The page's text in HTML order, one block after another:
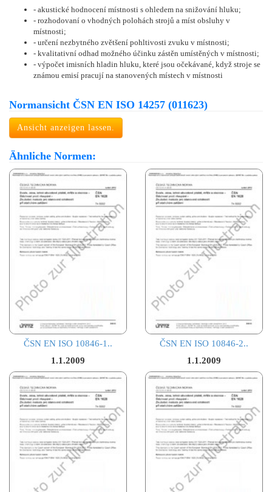
- akustické hodnocení místnosti s ohledem na snižování hluku;
- rozhodovaní o vhodných polohách strojů a míst obsluhy v
místnosti;
- určení nezbytného zvětšení pohltivosti zvuku v místnosti;
- kvalitativní odhad možného účinku zástěn umístěných v místnosti;
- výpočet imisních hladin hluku, které jsou očekávané, když stroje se
známou emisí pracují na stanovených místech v místnosti
Normansicht ČSN EN ISO 14257 (011623)
Ansicht anzeigen lassen.
Ähnliche Normen:
ČSN EN ISO 10846-1..
1.1.2009
ČSN EN ISO 10846-2..
1.1.2009